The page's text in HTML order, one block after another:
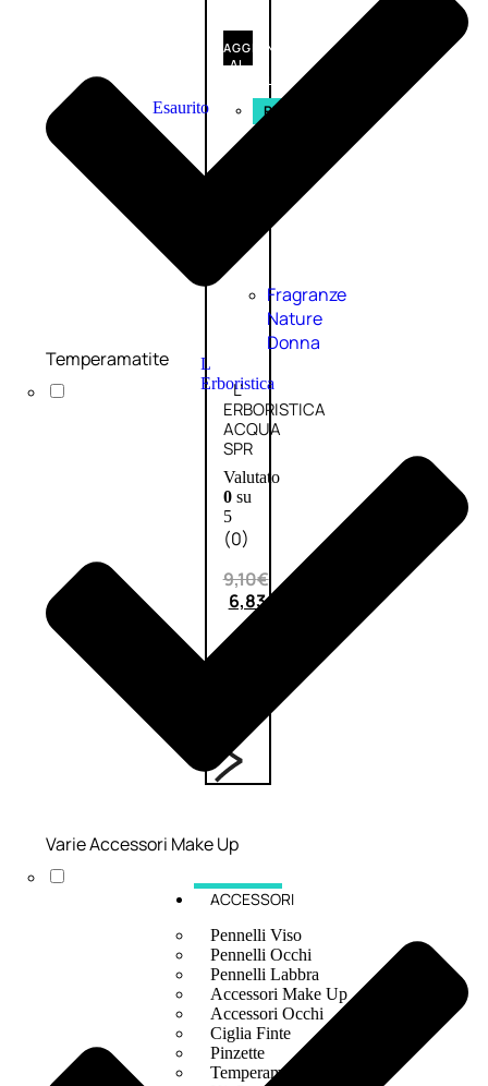
AGGIUNGI
AL
CARRELLO
Esaurito PROMO
Fragranze
Nature
Donna
L
Erboristica
L’
ERBORISTICA
ACQUA
SPR
Valutato
0su
5
(0)
9,10€
6,83€
ACCESSORI
Pennelli Viso
Pennelli Occhi
Pennelli Labbra
Accessori Make Up
Accessori Occhi
Ciglia Finte
Pinzette
Temperamatite
Temperamatite
Varie Accessori Make Up